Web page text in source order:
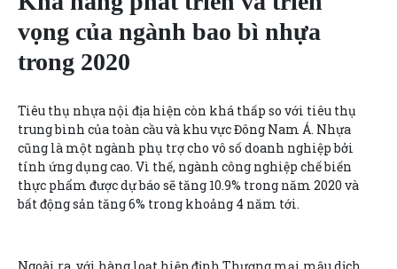
vọng của ngành bao bì nhựa
trong 2020
Tiêu thụ nhựa nội địa hiện còn khá thấp so với tiêu thụ
trung bình của toàn cầu và khu vực Đông Nam Á. Nhựa
cũng là một ngành phụ trợ cho vô số doanh nghiệp bởi
tính ứng dụng cao. Vì thế, ngành công nghiệp chế biến
thực phẩm được dự báo sẽ tăng 10.9% trong năm 2020 và
bất động sản tăng 6% trong khoảng 4 năm tới.
Ngoài ra, với hàng loạt hiệp định Thương mại mậu dịch